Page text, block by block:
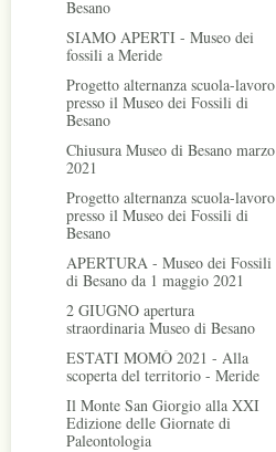
Besano
SIAMO APERTI - Museo dei
fossili a Meride
Progetto alternanza scuola-lavoro
presso il Museo dei Fossili di
Besano
Chiusura Museo di Besano marzo
2021
Progetto alternanza scuola-lavoro
presso il Museo dei Fossili di
Besano
APERTURA - Museo dei Fossili
di Besano da 1 maggio 2021
2 GIUGNO apertura
straordinaria Museo di Besano
ESTATI MOMÒ 2021 - Alla
scoperta del territorio - Meride
Il Monte San Giorgio alla XXI
Edizione delle Giornate di
Paleontologia